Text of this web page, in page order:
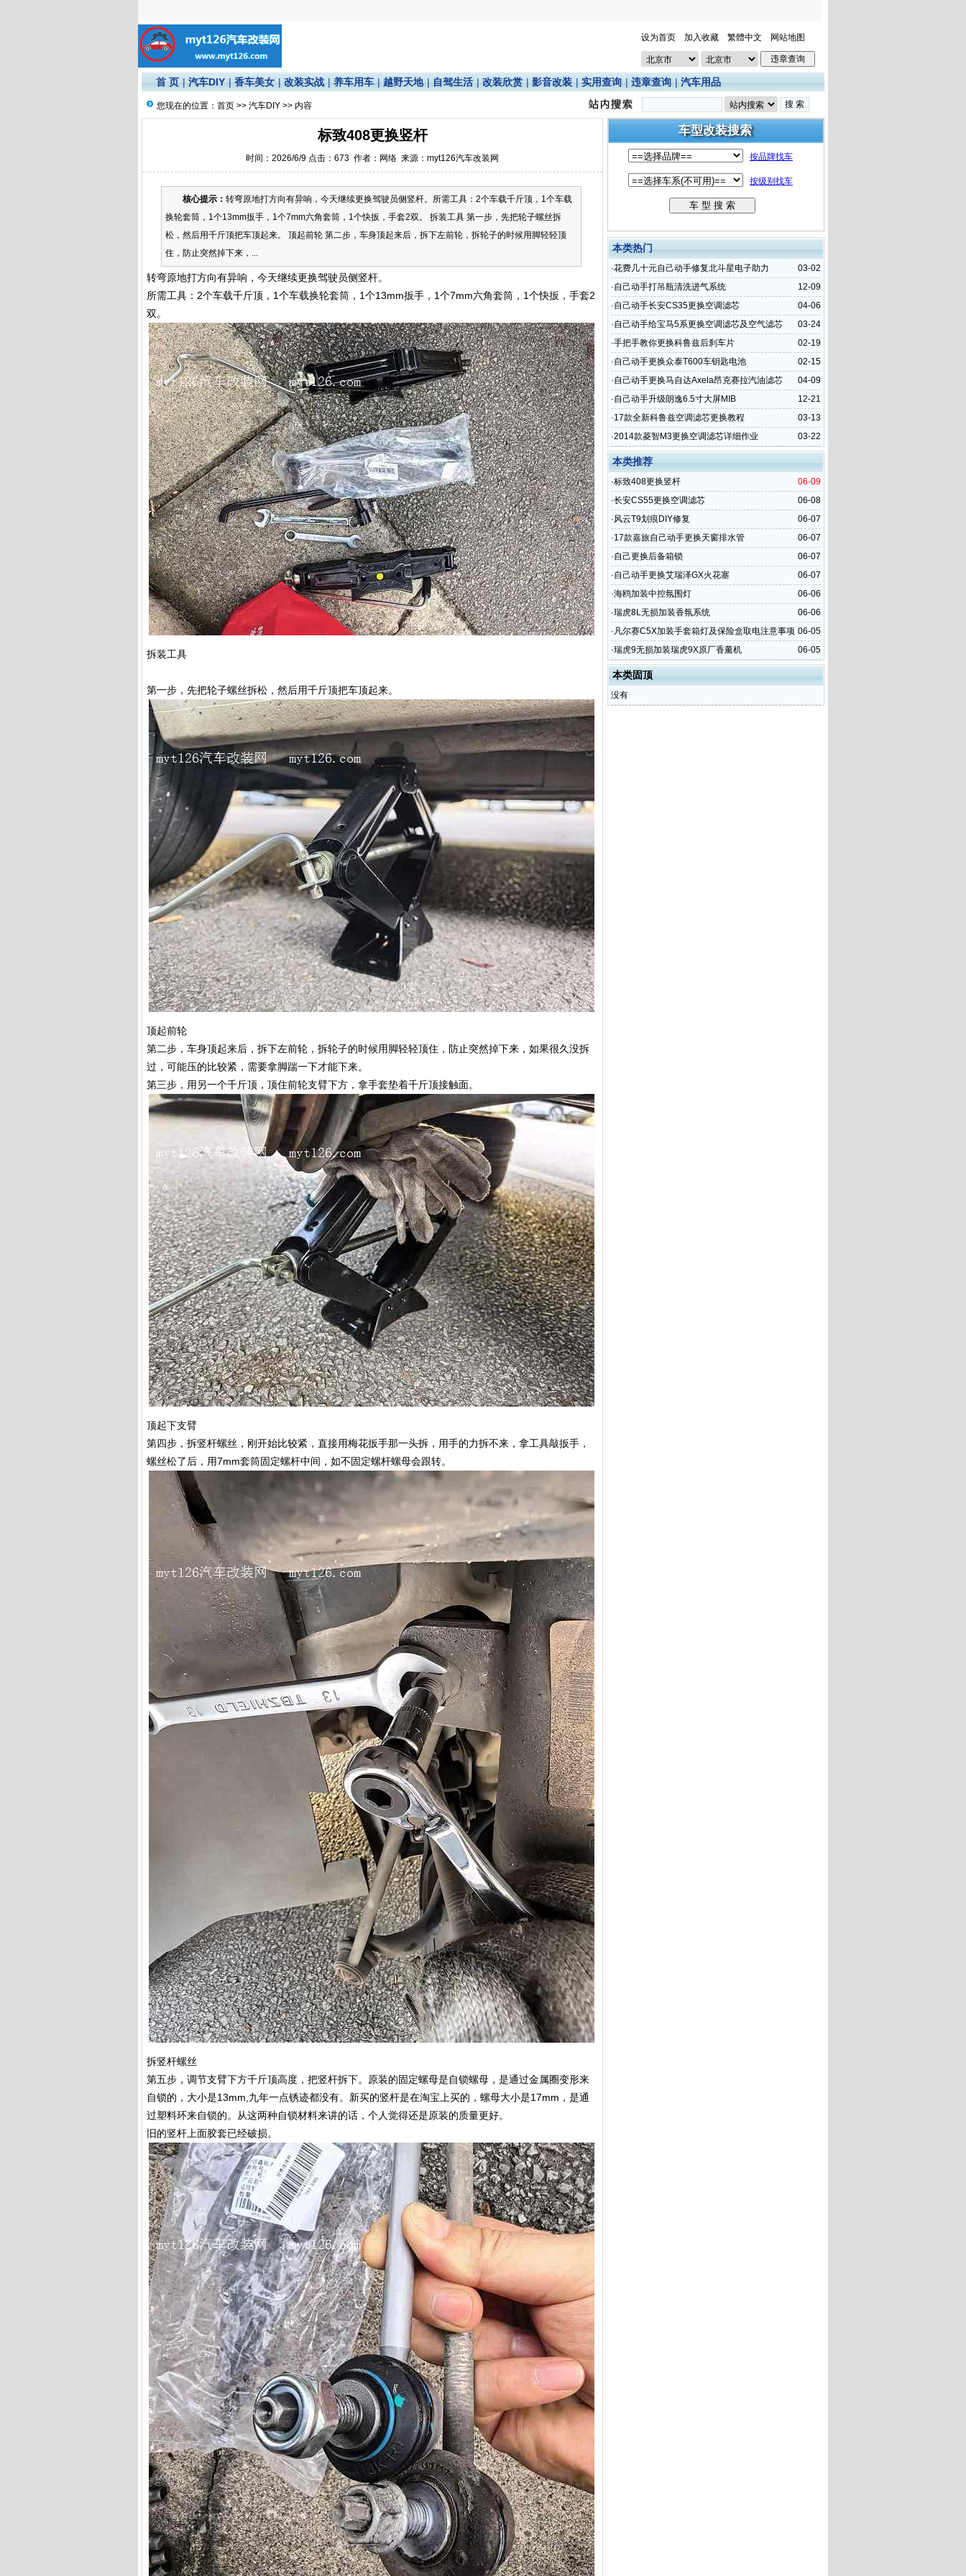
设为首页 加入收藏 繁體中文 网站地图
首 页 |汽车DIY |香车美女 |改装实战 |养车用车 |越野天地 |自驾生活 |改装欣赏 |影音改装 |实用查询 |违章查询 |汽车用品
您现在的位置： 首页 >> 汽车DIY >> 内容
标致408更换竖杆
时间：2026/6/9 点击： 673 作者：网络 来源：myt126汽车改装网
核心提示： 转弯原地打方向有异响，今天继续更换驾驶员侧竖杆。所需工具：2个车载千斤顶，1个车载
换轮套筒，1个13mm扳手，1个7mm六角套筒，1个快扳，手套2双。 拆装工具 第一步，先把轮子螺丝拆
松，然后用千斤顶把车顶起来。 顶起前轮 第二步，车身顶起来后，拆下左前轮，拆轮子的时候用脚轻轻顶
住，防止突然掉下来，...
转弯原地打方向有异响，今天继续更换驾驶员侧竖杆。
所需工具：2个车载千斤顶，1个车载换轮套筒，1个13mm扳手，1个7mm六角套筒，1个快扳，手套2
双。
拆装工具
第一步，先把轮子螺丝拆松，然后用千斤顶把车顶起来。
顶起前轮
第二步，车身顶起来后，拆下左前轮，拆轮子的时候用脚轻轻顶住，防止突然掉下来，如果很久没拆
过，可能压的比较紧，需要拿脚踹一下才能下来。
第三步，用另一个千斤顶，顶住前轮支臂下方，拿手套垫着千斤顶接触面。
顶起下支臂
第四步，拆竖杆螺丝，刚开始比较紧，直接用梅花扳手那一头拆，用手的力拆不来，拿工具敲扳手，
螺丝松了后，用7mm套筒固定螺杆中间，如不固定螺杆螺母会跟转。
拆竖杆螺丝
第五步，调节支臂下方千斤顶高度，把竖杆拆下。原装的固定螺母是自锁螺母，是通过金属圈变形来
自锁的，大小是13mm,九年一点锈迹都没有。新买的竖杆是在淘宝上买的，螺母大小是17mm，是通
过塑料环来自锁的。从这两种自锁材料来讲的话，个人觉得还是原装的质量更好。
旧的竖杆上面胶套已经破损。
本类热门
03-02
·花费几十元自己动手修复北斗星电子助力
12-09
·自己动手打吊瓶清洗进气系统
04-06
·自己动手长安CS35更换空调滤芯
03-24
·自己动手给宝马5系更换空调滤芯及空气滤芯
02-19
·手把手教你更换科鲁兹后刹车片
02-15
·自己动手更换众泰T600车钥匙电池
04-09
·自己动手更换马自达Axela昂克赛拉汽油滤芯
12-21
·自己动手升级朗逸6.5寸大屏MIB
03-13
·17款全新科鲁兹空调滤芯更换教程
03-22
·2014款菱智M3更换空调滤芯详细作业
本类推荐
06-09
·标致408更换竖杆
06-08
·长安CS55更换空调滤芯
06-07
·风云T9划痕DIY修复
06-07
·17款嘉旅自己动手更换天窗排水管
06-07
·自己更换后备箱锁
06-07
·自己动手更换艾瑞泽GX火花塞
06-06
·海鸥加装中控氛围灯
06-06
·瑞虎8L无损加装香氛系统
06-05
·凡尔赛C5X加装手套箱灯及保险盒取电注意事项
06-05
·瑞虎9无损加装瑞虎9X原厂香薰机
本类固顶
没有